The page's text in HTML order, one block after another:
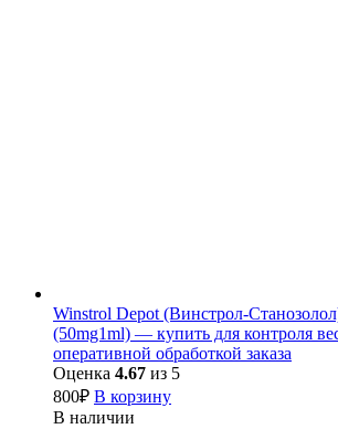
Winstrol Depot (Винстрол-
(50mg1ml) — купить для контроля
оперативной обработкой заказа
Оценка 4.67 из 5
800₽ В корзину
В наличии